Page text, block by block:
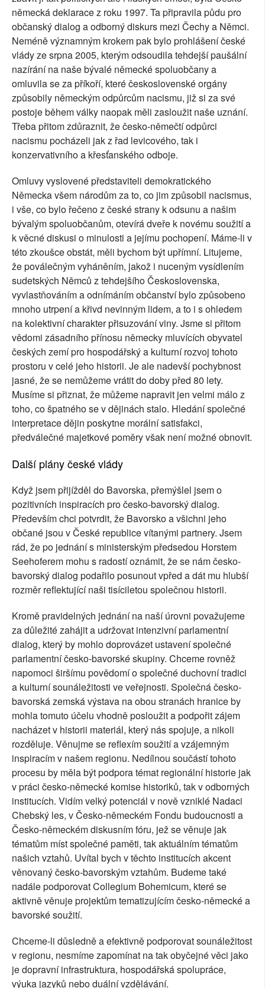
německá deklarace z roku 1997. Ta připravila půdu pro
občanský dialog a odborný diskurs mezi Čechy a Němci.
Neméně významným krokem pak bylo prohlášení české
vlády ze srpna 2005, kterým odsoudila tehdejší paušální
nazírání na naše bývalé německé spoluobčany a
omluvila se za příkoří, které československé orgány
způsobily německým odpůrcům nacismu, již si za své
postoje během války naopak měli zasloužit naše uznání.
Třeba přitom zdůraznit, že česko-němečtí odpůrci
nacismu pocházeli jak z řad levicového, tak i
konzervativního a křesťanského odboje.
Omluvy vyslovené představiteli demokratického
Německa všem národům za to, co jim způsobil nacismus,
i vše, co bylo řečeno z české strany k odsunu a našim
bývalým spoluobčanům, otevírá dveře k novému soužití a
k věcné diskusi o minulosti a jejímu pochopení. Máme-li v
této zkoušce obstát, měli bychom být upřímní. Litujeme,
že poválečným vyháněním, jakož i nuceným vysídlením
sudetských Němců z tehdejšího Československa,
vyvlastňováním a odnímáním občanství bylo způsobeno
mnoho utrpení a křivd nevinným lidem, a to i s ohledem
na kolektivní charakter přisuzování viny. Jsme si přitom
vědomi zásadního přínosu německy mluvících obyvatel
českých zemí pro hospodářský a kulturní rozvoj tohoto
prostoru v celé jeho historii. Je ale nadevší pochybnost
jasné, že se nemůžeme vrátit do doby před 80 lety.
Musíme si přiznat, že můžeme napravit jen velmi málo z
toho, co špatného se v dějinách stalo. Hledání společné
interpretace dějin poskytne morální satisfakci,
předválečné majetkové poměry však není možné obnovit.
Další plány české vlády
Když jsem přijížděl do Bavorska, přemýšlel jsem o
pozitivních inspiracích pro česko-bavorský dialog.
Především chci potvrdit, že Bavorsko a všichni jeho
občané jsou v České republice vítanými partnery. Jsem
rád, že po jednání s ministerským předsedou Horstem
Seehoferem mohu s radostí oznámit, že se nám česko-
bavorský dialog podařilo posunout vpřed a dát mu hlubší
rozměr reflektující naši tisíciletou společnou historii.
Kromě pravidelných jednání na naší úrovni považujeme
za důležité zahájit a udržovat intenzivní parlamentní
dialog, který by mohlo doprovázet ustavení společné
parlamentní česko-bavorské skupiny. Chceme rovněž
napomoci širšímu povědomí o společné duchovní tradici
a kulturní sounáležitosti ve veřejnosti. Společná česko-
bavorská zemská výstava na obou stranách hranice by
mohla tomuto účelu vhodně posloužit a podpořit zájem
nacházet v historii materiál, který nás spojuje, a nikoli
rozděluje. Věnujme se reflexím soužití a vzájemným
inspiracím v našem regionu. Nedílnou součástí tohoto
procesu by měla být podpora témat regionální historie jak
v práci česko-německé komise historiků, tak v odborných
institucích. Vidím velký potenciál v nově vzniklé Nadaci
Chebský les, v Česko-německém Fondu budoucnosti a
Česko-německém diskusním fóru, jež se věnuje jak
tématům míst společné paměti, tak aktuálním tématům
našich vztahů. Uvítal bych v těchto institucích akcent
věnovaný česko-bavorským vztahům. Budeme také
nadále podporovat Collegium Bohemicum, které se
aktivně věnuje projektům tematizujícím česko-německé a
bavorské soužití.
Chceme-li důsledně a efektivně podporovat sounáležitost
v regionu, nesmíme zapomínat na tak obyčejné věci jako
je dopravní infrastruktura, hospodářská spolupráce,
výuka jazyků nebo duální vzdělávání.